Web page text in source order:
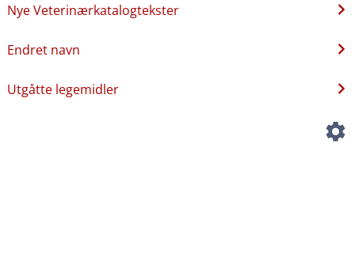
Nye Veterinærkatalogtekster
Endret navn
Utgåtte legemidler